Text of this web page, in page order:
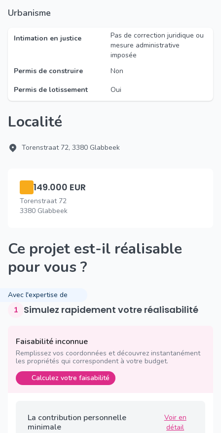
Urbanisme
Intimation en justice
Pas de correction juridique ou
mesure administrative
imposée
Permis de construire
Non
Permis de lotissement
Oui
Localité
Torenstraat 72, 3380 Glabbeek
149.000 EUR
Torenstraat 72
3380 Glabbeek
Ce projet est-il réalisable
pour vous ?
Avec l'expertise de
1 Simulez rapidement votre réalisabilité
Faisabilité inconnue
Remplissez vos coordonnées et découvrez instantanément
les propriétés qui correspondent à votre budget.
Calculez votre faisabilité
La contribution personnelle
minimale
Voir en
détail